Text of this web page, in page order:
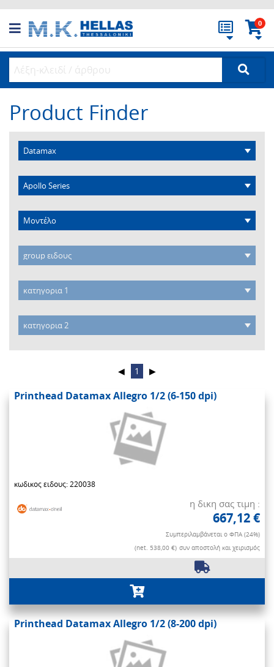
0
Product Finder
◀ 1 ▶
Printhead Datamax Allegro 1/2 (6-150 dpi)
κωδικος ειδους: 220038
η δικη σας τιμη :
667,12 €
Συμπεριλαμβάνεται ο ΦΠΑ (24%)
(net. 538,00 €) συν αποστολή και χειρισμός
Printhead Datamax Allegro 1/2 (8-200 dpi)